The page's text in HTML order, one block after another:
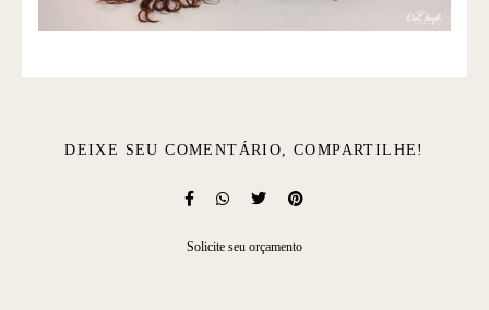
DEIXE SEU COMENTÁRIO, COMPARTILHE!
Solicite seu orçamento